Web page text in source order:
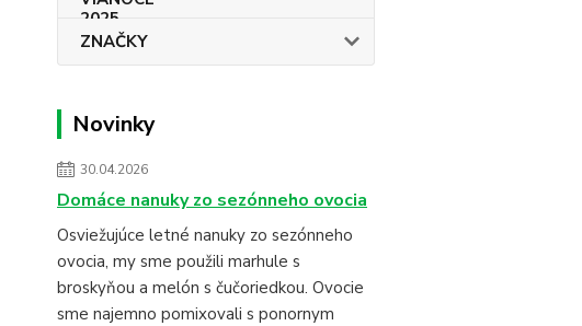
ZNAČKY
Novinky
30.04.2026
Domáce nanuky zo sezónneho ovocia
Osviežujúce letné nanuky zo sezónneho
ovocia, my sme použili marhule s
broskyňou a melón s čučoriedkou. Ovocie
sme najemno pomixovali s ponornym